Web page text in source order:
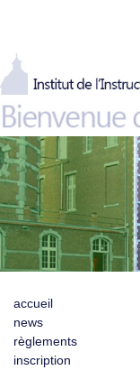
accueil
news
règlements
inscription